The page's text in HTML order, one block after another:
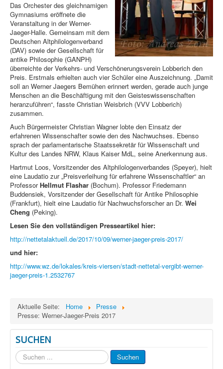
Das Orchester des gleichnamigen
Gymnasiums eröffnete die
Veranstaltung in der Werner-
Jaeger-Halle. Gemeinsam mit dem
Deutschen Altphilologenverband
(DAV) sowie der Gesellschaft für
antike Philosophie (GANPH)
überreichte der Verkehrs- und Verschönerungsverein Lobberich den
Preis. Erstmals erhielten auch vier Schüler eine Auszeichnung. „Damit
soll an Werner Jaegers Bemühen erinnert werden, gerade auch junge
Menschen an die Beschäftigung mit den Geisteswissenschaften
heranzuführen“, fasste Christian Weisbrich (VVV Lobberich)
zusammen.
Auch Bürgermeister Christian Wagner lobte den Einsatz der
erfahrenen Wissenschafter sowie den des Nachwuchses. Ebenso
sprach der parlamentarische Staatssekretär für Wissenschaft und
Kultur des Landes NRW, Klaus Kaiser MdL, seine Anerkennung aus.
Hartmut Loos, Vorsitzender des Altphilologenverbandes (Speyer), hielt
eine Laudatio zur „Preisverleihung für erfahrene Wissenschaftler“ an
ProfessorHellmut Flashar (Bochum). Professor Friedemann
Buddensiek, Vorsitzender der Gesellschaft für Antike Philosophie
(Frankfurt), hielt eine Laudatio für Nachwuchsforscher an Dr. Wei
Cheng (Peking).
Lesen Sie den vollständigen Presseartikel hier:
http://nettetalaktuell.de/2017/10/09/werner-jaeger-preis-2017/
und hier:
http://www.wz.de/lokales/kreis-viersen/stadt-nettetal-vergibt-werner-
jaeger-preis-1.2532767
Aktuelle Seite: Home
Presse
Presse: Werner-Jaeger-Preis 2017
SUCHEN
Suchen
...
Suchen